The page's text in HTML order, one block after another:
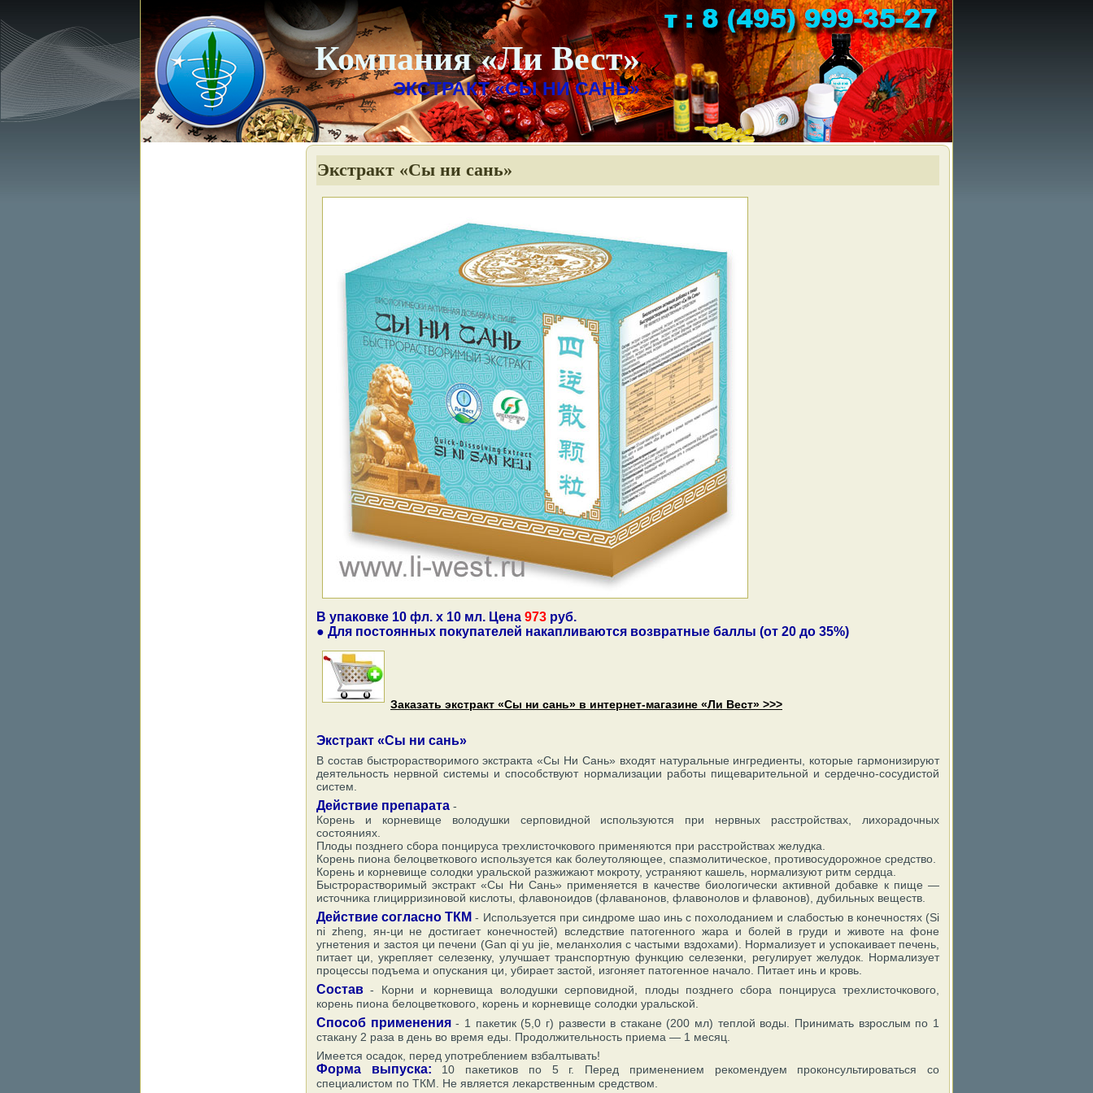
Компания «Ли Вест»
ЭКСТРАКТ «СЫ НИ САНЬ»
Экстракт «Сы ни сань»
В упаковке 10 фл. х 10 мл. Цена 973 руб.
● Для постоянных покупателей накапливаются возвратные баллы (от 20 до 35%)
Заказать экстракт «Сы ни сань» в интернет-магазине «Ли Вест» >>>
Экстракт «Сы ни сань»
В состав быстрорастворимого экстракта «Сы Ни Сань» входят натуральные ингредиенты, которые гармонизируют
деятельность нервной системы и способствуют нормализации работы пищеварительной и сердечно-сосудистой
систем.
Действие препарата -
Корень и корневище володушки серповидной используются при нервных расстройствах, лихорадочных
состояниях.
Плоды позднего сбора понцируса трехлисточкового применяются при расстройствах желудка.
Корень пиона белоцветкового используется как болеутоляющее, спазмолитическое, противосудорожное средство.
Корень и корневище солодки уральской разжижают мокроту, устраняют кашель, нормализуют ритм сердца.
Быстрорастворимый экстракт «Сы Ни Сань» применяется в качестве биологически активной добавке к пище —
источника глицирризиновой кислоты, флавоноидов (флаванонов, флавонолов и флавонов), дубильных веществ.
Действие согласно ТКМ - Используется при синдроме шао инь с похолоданием и слабостью в конечностях (Si
ni zheng, ян-ци не достигает конечностей) вследствие патогенного жара и болей в груди и животе на фоне
угнетения и застоя ци печени (Gan qi yu jie, меланхолия с частыми вздохами). Нормализует и успокаивает печень,
питает ци, укрепляет селезенку, улучшает транспортную функцию селезенки, регулирует желудок. Нормализует
процессы подъема и опускания ци, убирает застой, изгоняет патогенное начало. Питает инь и кровь.
Состав - Корни и корневища володушки серповидной, плоды позднего сбора понцируса трехлисточкового,
корень пиона белоцветкового, корень и корневище солодки уральской.
Способ применения- 1 пакетик (5,0 г) развести в стакане (200 мл) теплой воды. Принимать взрослым по 1
стакану 2 раза в день во время еды. Продолжительность приема — 1 месяц.
Имеется осадок, перед употреблением взбалтывать!
Форма выпуска: 10 пакетиков по 5 г. Перед применением рекомендуем проконсультироваться со
специалистом по ТКМ. Не является лекарственным средством.